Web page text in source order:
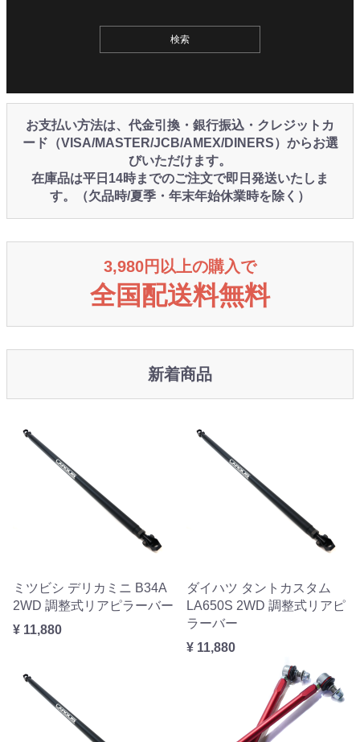
お支払い方法は、代金引換・銀行振込・クレジットカ
ード（VISA/MASTER/JCB/AMEX/DINERS）からお選
びいただけます。
在庫品は平日14時までのご注文で即日発送いたしま
す。（欠品時/夏季・年末年始休業時を除く）
3,980円以上の購入で
全国配送料無料
新着商品
ミツビシ デリカミニ B34A
2WD 調整式リアピラーバー
¥ 11,880
ダイハツ タントカスタム
LA650S 2WD 調整式リアピ
ラーバー
¥ 11,880